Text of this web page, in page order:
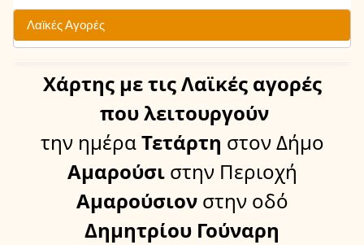
Λαϊκές Αγορές
Χάρτης με τις Λαϊκές αγορές
που λειτουργούν
την ημέραΤετάρτη στον Δήμο
Αμαρούσι στην Περιοχή
Αμαρούσιον στην οδό
Δημητρίου Γούναρη